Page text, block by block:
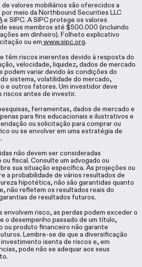
valores mobiliários são oferecidos a
meio da Northbound Securities LLC
e SIPC. A SIPC protege os valores
seus membros até $500.000 (incluindo
em dinheiro). Folheto explicativo
ou em www.sipc.org.
têm riscos inerentes devido à resposta do
velocidade, liquidez, dados de mercado
podem variar devido às condições do
sistema, volatilidade do mercado,
e outros fatores. Um investidor deve
antes de investir.
ferramentas, dados de mercado e
para fins educacionais e ilustrativos e
ou solicitação para comprar ou
ou se envolver em uma estratégia de
não devem ser consideradas
fiscal. Consulte um advogado ou
sua situação específica. As projeções ou
a probabilidade de vários resultados de
hipotética, não são garantidas quanto
não refletem os resultados reais do
de resultados futuros.
risco, as perdas podem exceder o
o desempenho passado de um título,
ou produto financeiro não garante
Lembre-se de que a diversificação
isenta de riscos e, em
pode não se adequar aos seus